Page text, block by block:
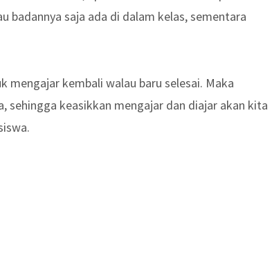
badannya saja ada di dalam kelas, sementara
mengajar kembali walau baru selesai. Maka
sehingga keasikkan mengajar dan diajar akan kita